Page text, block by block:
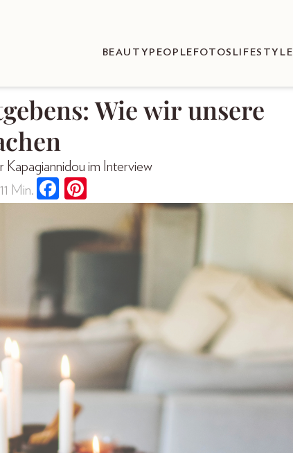
BEAUTY PEOPLE FOTOS LIFESTYLE
Wie wir unsere
Kapagiannidou im Interview
11 Min.